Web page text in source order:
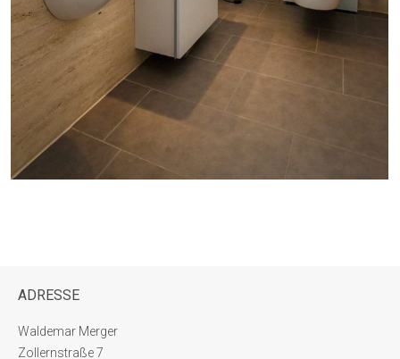
ADRESSE
Waldemar Merger
Zollernstraße 7